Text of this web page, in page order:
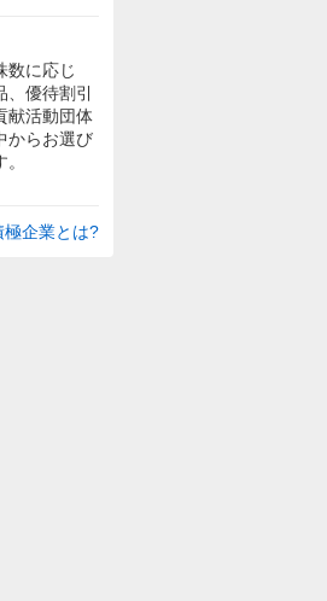
数に応じ
優待割引
献活動団体
からお選び
極企業とは?